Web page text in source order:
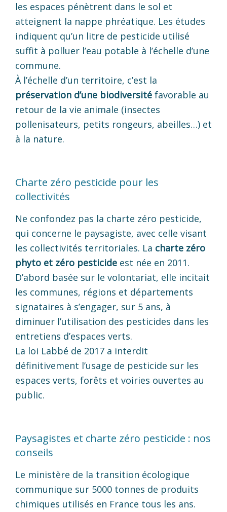
les espaces pénètrent dans le sol et
atteignent la nappe phréatique. Les études
indiquent qu’un litre de pesticide utilisé
suffit à polluer l’eau potable à l’échelle d’une
commune.
À l’échelle d’un territoire, c’est la
préservation d’une biodiversité favorable au
retour de la vie animale (insectes
pollenisateurs, petits rongeurs, abeilles…) et
à la nature.
Charte zéro pesticide pour les
collectivités
Ne confondez pas la charte zéro pesticide,
qui concerne le paysagiste, avec celle visant
les collectivités territoriales. La charte zéro
phyto et zéro pesticide est née en 2011.
D’abord basée sur le volontariat, elle incitait
les communes, régions et départements
signataires à s’engager, sur 5 ans, à
diminuer l’utilisation des pesticides dans les
entretiens d’espaces verts.
La loi Labbé de 2017 a interdit
définitivement l’usage de pesticide sur les
espaces verts, forêts et voiries ouvertes au
public.
Paysagistes et charte zéro pesticide : nos
conseils
Le ministère de la transition écologique
communique sur 5000 tonnes de produits
chimiques utilisés en France tous les ans.